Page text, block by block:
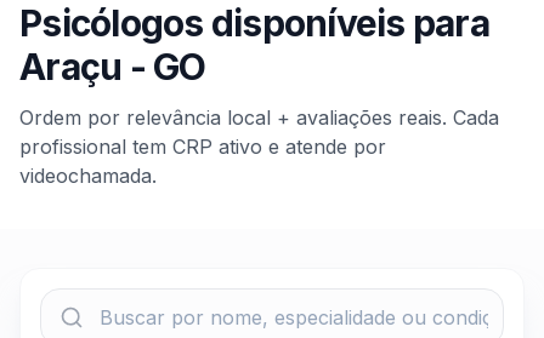
Psicólogos disponíveis para
Araçu - GO
Ordem por relevância local + avaliações reais. Cada
profissional tem CRP ativo e atende por
videochamada.